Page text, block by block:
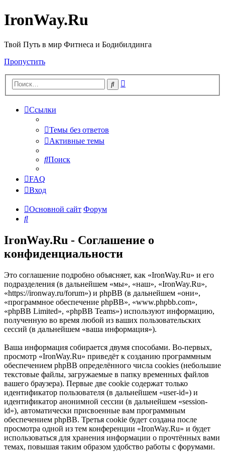
IronWay.Ru
Твой Путь в мир Фитнеса и Бодибилдинга
Пропустить
Поиск
Ссылки
Темы без ответов
Активные темы
Поиск
FAQ
Вход
Основной сайт Форум
Поиск
IronWay.Ru - Соглашение о
конфиденциальности
Это соглашение подробно объясняет, как «IronWay.Ru» и его
подразделения (в дальнейшем «мы», «наш», «IronWay.Ru»,
«https://ironway.ru/forum») и phpBB (в дальнейшем «они»,
«программное обеспечение phpBB», «www.phpbb.com»,
«phpBB Limited», «phpBB Teams») используют информацию,
полученную во время любой из ваших пользовательских
сессий (в дальнейшем «ваша информация»).
Ваша информация собирается двумя способами. Во-первых,
просмотр «IronWay.Ru» приведёт к созданию программным
обеспечением phpBB определённого числа cookies (небольшие
текстовые файлы, загружаемые в папку временных файлов
вашего браузера). Первые две cookie содержат только
идентификатор пользователя (в дальнейшем «user-id») и
идентификатор анонимной сессии (в дальнейшем «session-
id»), автоматически присвоенные вам программным
обеспечением phpBB. Третья cookie будет создана после
просмотра одной из тем конференции «IronWay.Ru» и будет
использоваться для хранения информации о прочтённых вами
темах, повышая таким образом удобство работы с форумами.